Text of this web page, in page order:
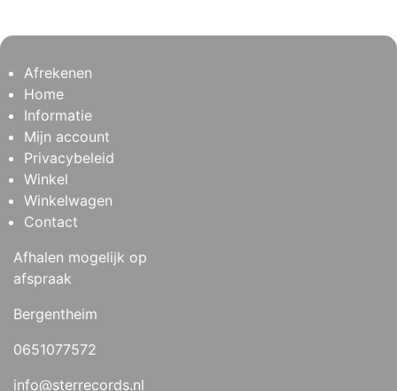
Afrekenen
Home
Informatie
Mijn account
Privacybeleid
Winkel
Winkelwagen
Contact
Afhalen mogelijk op
afspraak
Bergentheim
0651077572
info@sterrecords.nl